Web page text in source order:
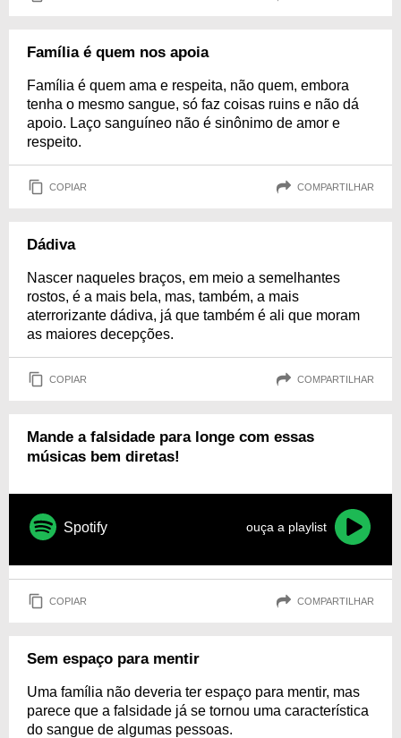
Família é quem nos apoia
Família é quem ama e respeita, não quem, embora
tenha o mesmo sangue, só faz coisas ruins e não dá
apoio. Laço sanguíneo não é sinônimo de amor e
respeito.
COPIAR COMPARTILHAR
Dádiva
Nascer naqueles braços, em meio a semelhantes
rostos, é a mais bela, mas, também, a mais
aterrorizante dádiva, já que também é ali que moram
as maiores decepções.
COPIAR COMPARTILHAR
Mande a falsidade para longe com essas
músicas bem diretas!
Spotify ouça a playlist
COPIAR COMPARTILHAR
Sem espaço para mentir
Uma família não deveria ter espaço para mentir, mas
parece que a falsidade já se tornou uma característica
do sangue de algumas pessoas.